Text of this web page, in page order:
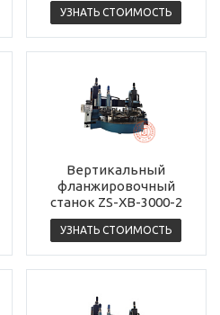
УЗНАТЬ СТОИМОСТЬ
Вертикальный
фланжировочный
станок ZS-XB-3000-2
УЗНАТЬ СТОИМОСТЬ